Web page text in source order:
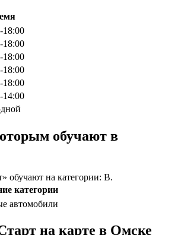
18:00
18:00
18:00
18:00
18:00
14:00
обучают в
обучают на категории: B.
категории
автомобили
на карте в Омске